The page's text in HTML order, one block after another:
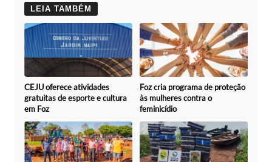
LEIA TAMBÉM
CEJU oferece atividades
gratuitas de esporte e cultura
em Foz
Foz cria programa de proteção
às mulheres contra o
feminicídio